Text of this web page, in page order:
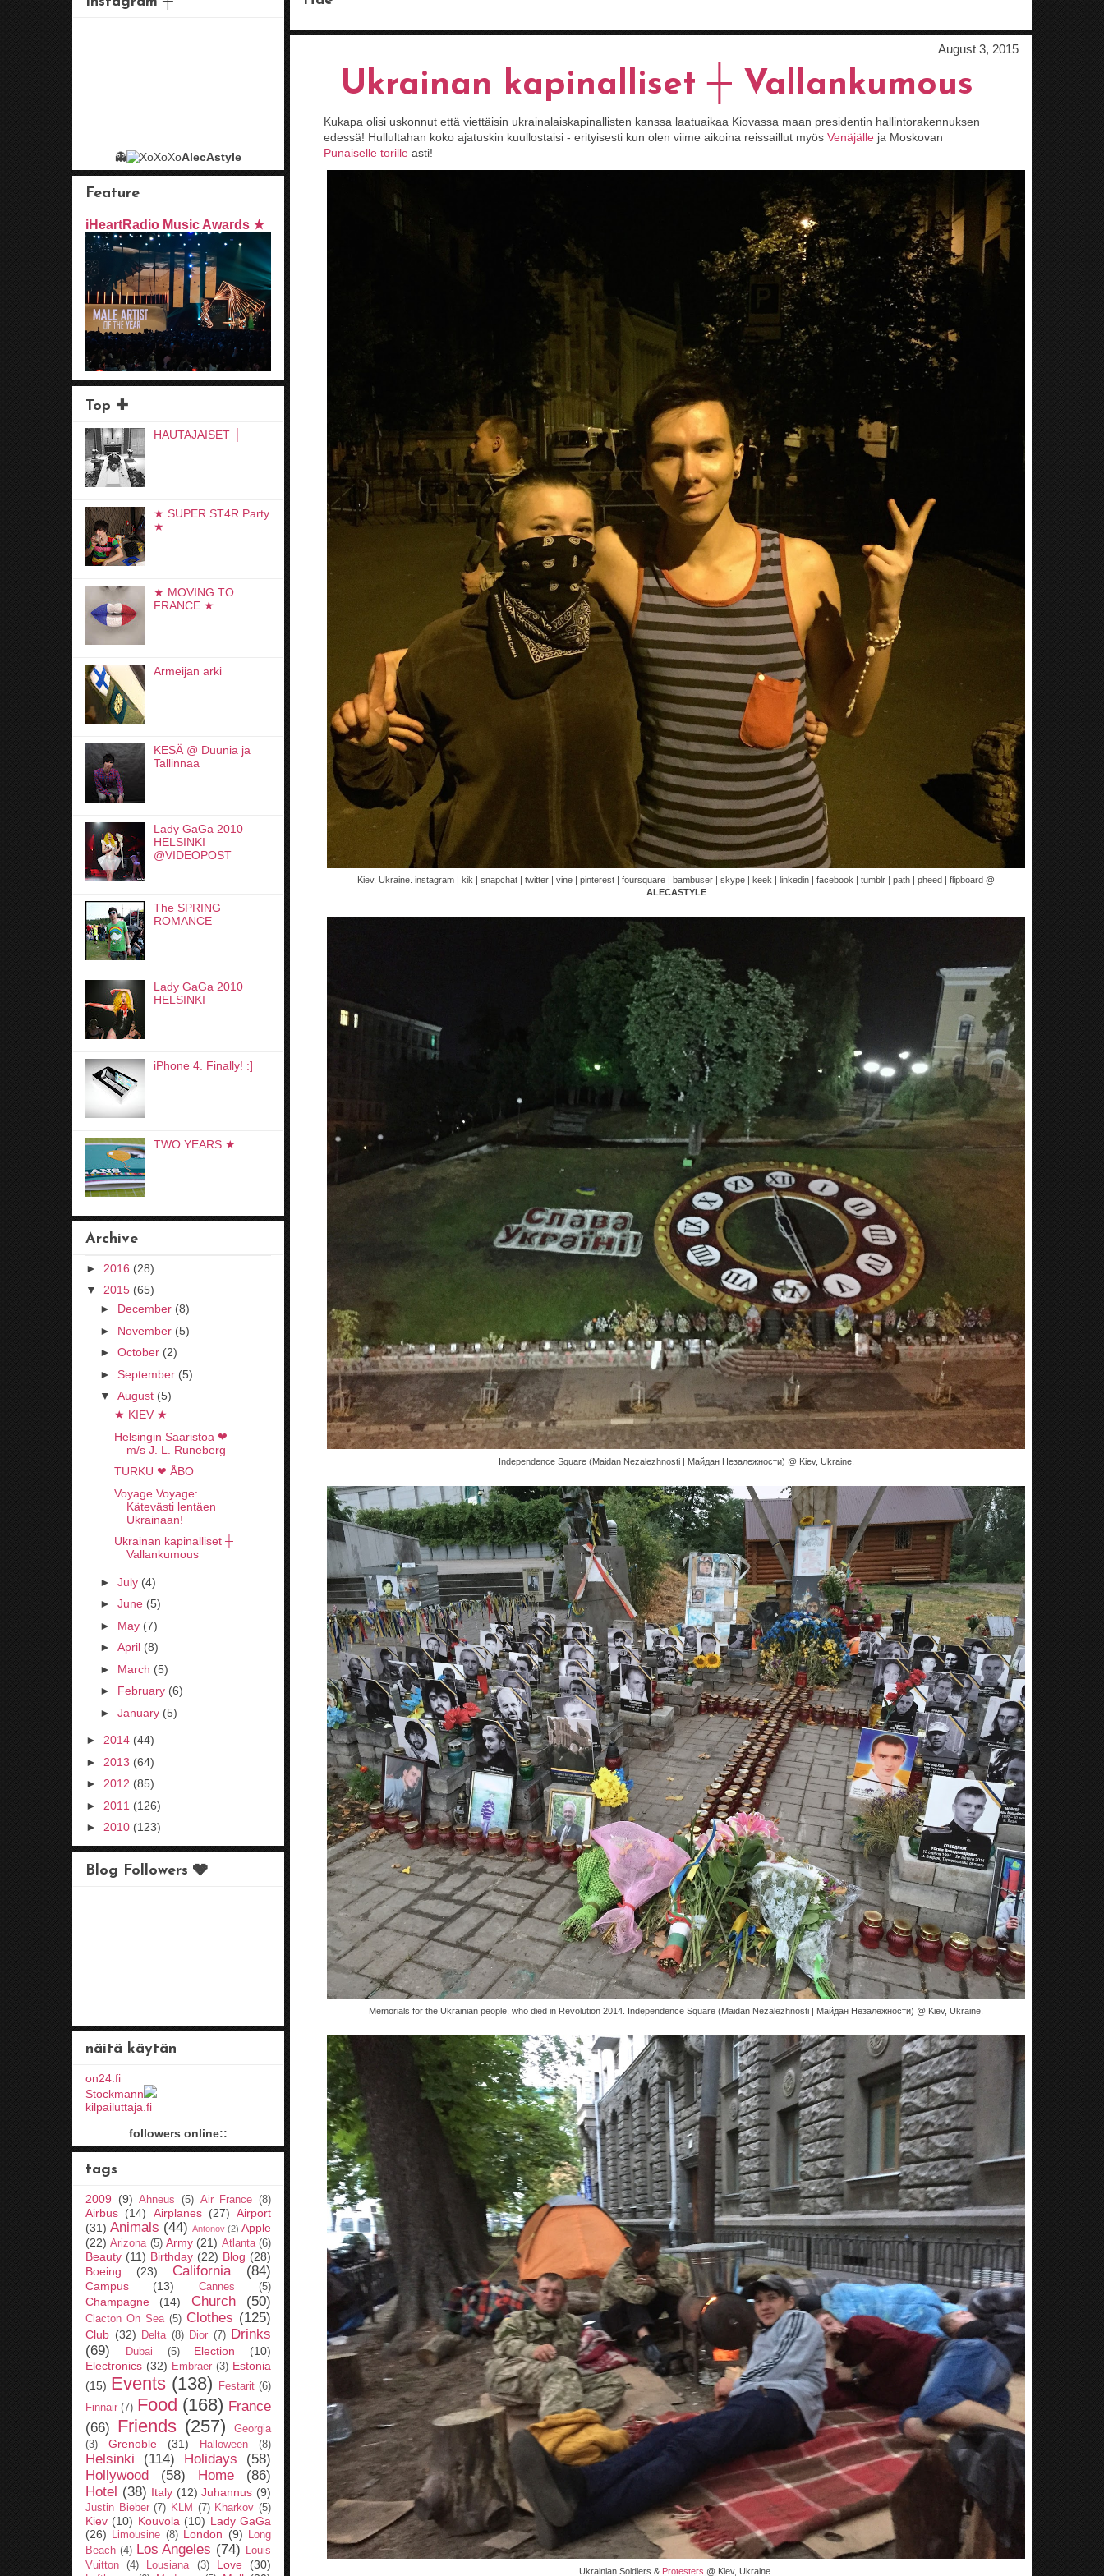
August 3, 2015
Ukrainan kapinalliset ┼ Vallankumous
Kukapa olisi uskonnut että viettäisin ukrainalaiskapinallisten kanssa laatuaikaa Kiovassa maan presidentin hallintorakennuksen
edessä! Hullultahan koko ajatuskin kuullostaisi - erityisesti kun olen viime aikoina reissaillut myös Venäjälle ja Moskovan
Punaiselle torille asti!
Kiev, Ukraine. instagram | kik | snapchat | twitter | vine | pinterest | foursquare | bambuser | skype | keek | linkedin | facebook | tumblr | path | pheed | flipboard @
ALECASTYLE
Independence Square (Maidan Nezalezhnosti | Майдан Незалежности) @ Kiev, Ukraine.
Memorials for the Ukrainian people, who died in Revolution 2014. Independence Square (Maidan Nezalezhnosti | Майдан Незалежности) @ Kiev, Ukraine.
Ukrainian Soldiers & Protesters @ Kiev, Ukraine.
👻 AlecAstyle
Feature
iHeartRadio Music Awards ★
Top ✚
HAUTAJAISET ┼
★ SUPER ST4R Party
★
★ MOVING TO
FRANCE ★
Armeijan arki
KESÄ @ Duunia ja
Tallinnaa
Lady GaGa 2010
HELSINKI
@VIDEOPOST
The SPRING
ROMANCE
Lady GaGa 2010
HELSINKI
iPhone 4. Finally! :]
TWO YEARS ★
Archive
► 2016 (28)
▼
2015 (65)
► December (8)
► November (5)
► October (2)
► September (5)
▼
August (5)
★ KIEV ★
Helsingin Saaristoa ❤
m/s J. L. Runeberg
TURKU ❤ ÅBO
Voyage Voyage:
Kätevästi lentäen
Ukrainaan!
Ukrainan kapinalliset ┼
Vallankumous
► July (4)
► June (5)
► May (7)
► April (8)
► March (5)
► February (6)
► January (5)
► 2014 (44)
► 2013 (64)
► 2012 (85)
► 2011 (126)
► 2010 (123)
Blog Followers 🩶
näitä käytän
on24.fi
Stockmann
kilpailuttaja.fi
followers online::
tags
2009 (9) Ahneus (5) Air France (8)
Airbus (14) Airplanes (27) Airport
(31) Animals (44) Antonov (2) Apple
(22) Arizona (5) Army (21) Atlanta (6)
Beauty (11) Birthday (22) Blog (28)
Boeing
(23) California (84)
Campus (13) Cannes (5)
Champagne (14) Church (50)
Clacton On Sea (5) Clothes (125)
Club (32) Delta (8) Dior (7) Drinks
(69)
Dubai (5) Election
(10)
Electronics (32) Embraer (3) Estonia
(15) Events (138) Festarit (6)
Finnair (7) Food (168) France
(66) Friends (257)
Georgia
(3)
Grenoble (31) Halloween (8)
Helsinki (114) Holidays
(58)
Hollywood
(58) Home
(86)
Hotel (38) Italy (12) Juhannus (9)
Justin Bieber (7) KLM (7) Kharkov (5)
Kiev (10) Kouvola (10) Lady GaGa
(26)
Limousine (8) London (9)
Long
Beach (4) Los Angeles (74)
Louis
Vuitton
(4) Lousiana (3) Love (30)